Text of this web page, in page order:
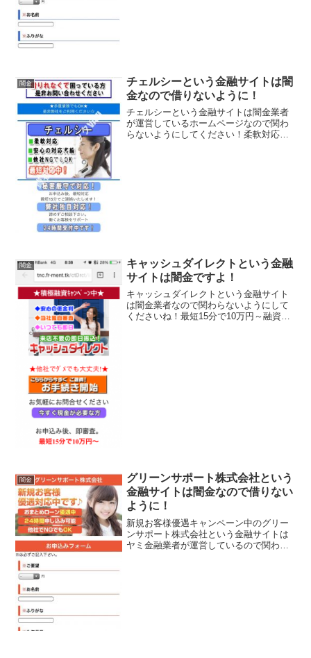
闇金
チェルシーという金融サイトは闇
金なので借りないように！
チェルシーという金融サイトは闇金業者
が運営しているホームページなので関わ
らないようにしてください！柔軟対応、
闇金
キャッシュダイレクトという金融
サイトは闇金ですよ！
キャッシュダイレクトという金融サイト
は闇金業者なので関わらないようにして
くださいね！最短15分で10万円～融資可
闇金
グリーンサポート株式会社という
金融サイトは闇金なので借りない
ように！
新規お客様優遇キャンペーン中のグリー
ンサポート株式会社という金融サイトは
ヤミ金融業者が運営しているので関わら